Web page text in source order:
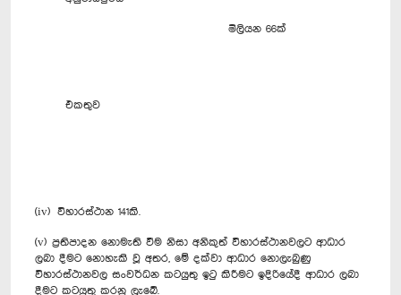
එකතුව
මිලියන 66ක්
(iv) විහාරස්ථාන 141කි.
(v) ප්‍රතිපාදන නොමැති වීම නිසා අනිකුත් විහාරස්ථානවලට ආධාර
ලබා දීමට නොහැකි වූ අතර, මේ දක්වා ආධාර නොලැබුණු
විහාරස්ථානවල සංවර්ධන කටයුතු ඉටු කිරීමට ඉදිරියේදී ආධාර ලබා
දීමට කටයුතු කරනු ලැබේ.